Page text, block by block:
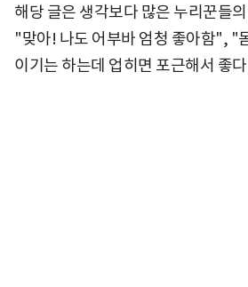
해당 글은 생각보다 많은 누리꾼들
"맞아! 나도 어부바 엄청 좋아함", "
이기는 하는데 업히면 포근해서 좋